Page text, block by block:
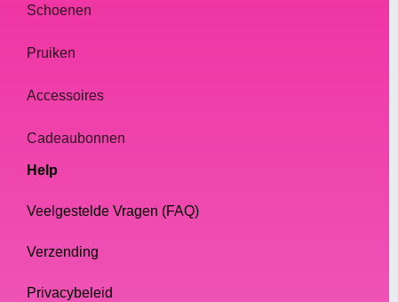
Schoenen
Pruiken
Accessoires
Cadeaubonnen
Help
Veelgestelde Vragen (FAQ)
Verzending
Privacybeleid